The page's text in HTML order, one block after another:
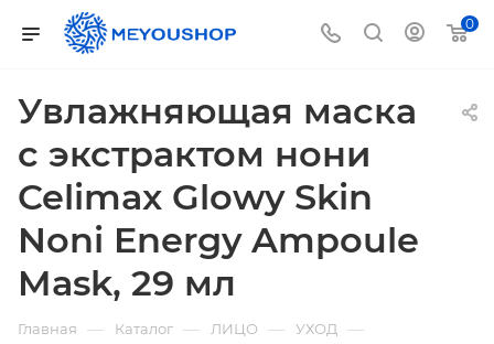
0
Увлажняющая маска
с экстрактом нони
Celimax Glowy Skin
Noni Energy Ampoule
Mask, 29 мл
Главная — Каталог — ЛИЦО — УХОД —